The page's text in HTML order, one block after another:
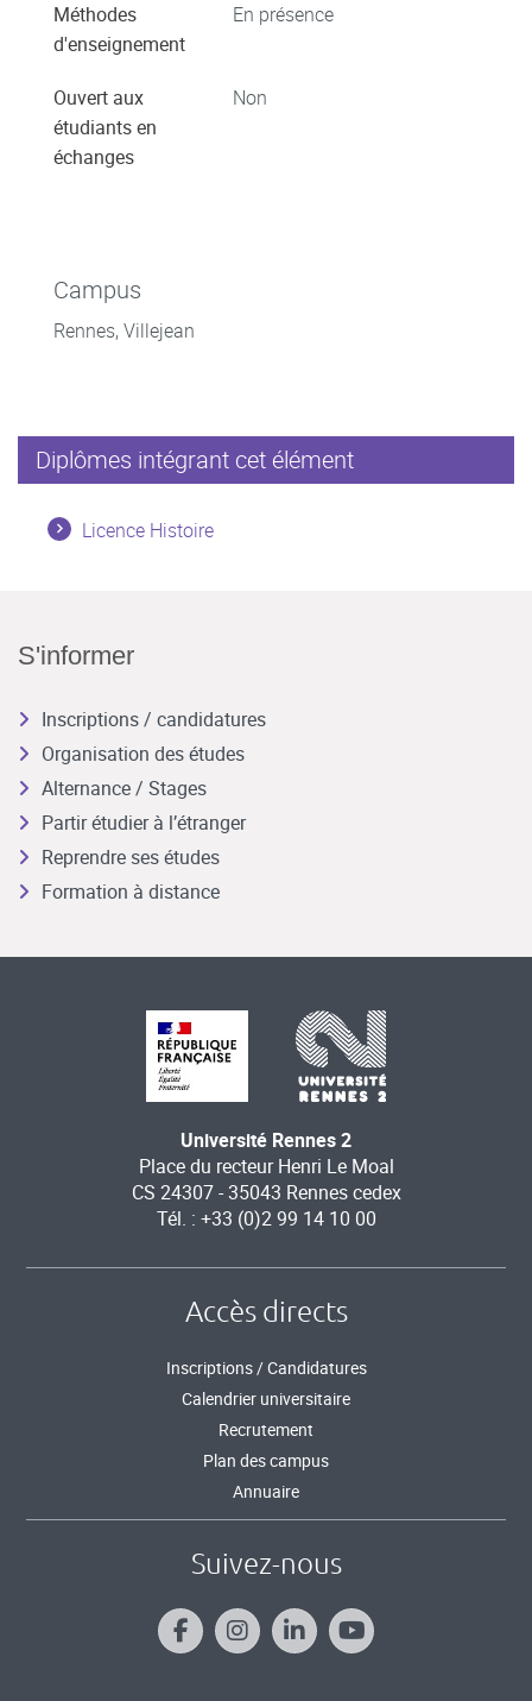
Méthodes
d'enseignement
En présence
Ouvert aux
étudiants en
échanges
Non
Campus
Rennes, Villejean
Diplômes intégrant cet élément
Licence Histoire
S'informer
Inscriptions / candidatures
Organisation des études
Alternance / Stages
Partir étudier à l’étranger
Reprendre ses études
Formation à distance
Université Rennes 2
Place du recteur Henri Le Moal
CS 24307 - 35043 Rennes cedex
Tél. : +33 (0)2 99 14 10 00
Accès directs
Inscriptions / Candidatures
Calendrier universitaire
Recrutement
Plan des campus
Annuaire
Suivez-nous